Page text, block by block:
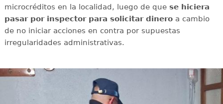
microcréditos en la localidad, luego de que se hiciera
pasar por inspector para solicitar dineroa cambio
de no iniciar acciones en contra por supuestas
irregularidades administrativas.